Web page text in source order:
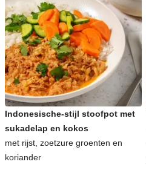
Indonesische-stijl stoofpot met
sukadelap en kokos
met rijst, zoetzure groenten en
koriander